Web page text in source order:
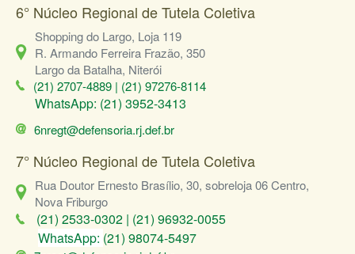
6° Núcleo Regional de Tutela Coletiva
Shopping do Largo, Loja 119
R. Armando Ferreira Frazão, 350
Largo da Batalha, Niterói
(21) 2707-4889 | (21) 97276-8114
WhatsApp: (21) 3952-3413
6nregt@defensoria.rj.def.br
7° Núcleo Regional de Tutela Coletiva
Rua Doutor Ernesto Brasílio, 30, sobreloja 06 Centro,
Nova Friburgo
(21) 2533-0302 | (21) 96932-0055
WhatsApp: (21) 98074-5497